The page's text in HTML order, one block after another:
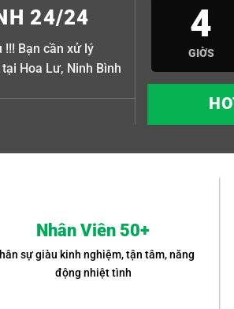
24/24
!!! Bạn cần xử lý
Hoa Lư, Ninh Bình
4
GIỜS
Nhân Viên 50+
sự giàu kinh nghiệm, tận tâm, năng
động nhiệt tình